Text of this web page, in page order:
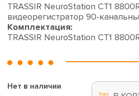
TRASSIR NeuroStation CT1
видеорегистратор 90-
Комплектация:
TRASSIR NeuroStation CT1
Нет в наличии